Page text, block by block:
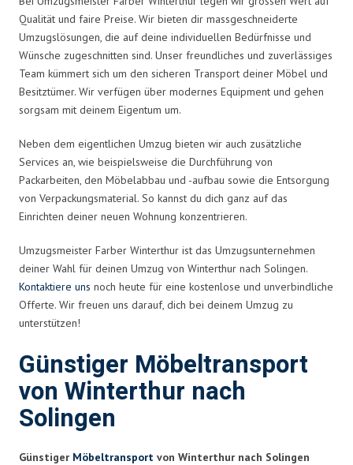
Qualität und faire Preise. Wir bieten dir massgeschneiderte
Umzugslösungen, die auf deine individuellen Bedürfnisse und
Wünsche zugeschnitten sind. Unser freundliches und zuverlässiges
Team kümmert sich um den sicheren Transport deiner Möbel und
Besitztümer. Wir verfügen über modernes Equipment und gehen
sorgsam mit deinem Eigentum um.
Neben dem eigentlichen Umzug bieten wir auch zusätzliche
Services an, wie beispielsweise die Durchführung von
Packarbeiten, den Möbelabbau und -aufbau sowie die Entsorgung
von Verpackungsmaterial. So kannst du dich ganz auf das
Einrichten deiner neuen Wohnung konzentrieren.
Umzugsmeister Farber Winterthur ist das Umzugsunternehmen
deiner Wahl für deinen Umzug von Winterthur nach Solingen.
Kontaktiere uns noch heute für eine kostenlose und unverbindliche
Offerte. Wir freuen uns darauf, dich bei deinem Umzug zu
unterstützen!
Günstiger Möbeltransport
von Winterthur nach
Solingen
Günstiger Möbeltransport von Winterthur nach Solingen